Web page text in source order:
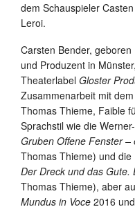
dem Schauspieler
Leroi.
Carsten Bender,
und Produzent in
Theaterlabel Gloster
Zusammenarbeit mit
Thomas Thieme, Faible
Sprachstil wie die
Gruben Offene Fenster
Thomas Thieme) und
Der Dreck und das Gute.
Thomas Thieme), aber
Mundus in Voce 2016